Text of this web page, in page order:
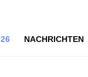
NACHRICHTEN